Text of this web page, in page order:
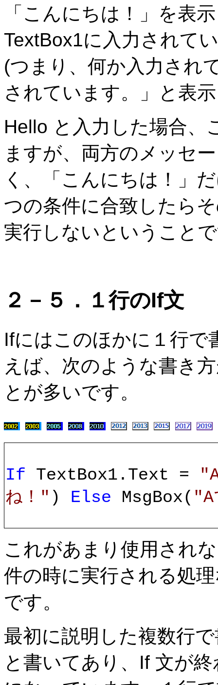
「こんにちは！」を表
TextBox1に入力されて
(つまり、何か入力され
されています。」と表
Hello と入力した場合、
ますが、両方のメッセ
く、「こんにちは！」
つの条件に合致したら
実行しないということ
２－５．１行のIf文
Ifにはこのほかに１行で
えば、次のような書き
とが多いです。
If TextBox1.Text =
ね！" ) Else MsgBox( "A
これがあまり使用され
件の時に実行される処
です。
最初に説明した複数行
と書いてあり、If 文が